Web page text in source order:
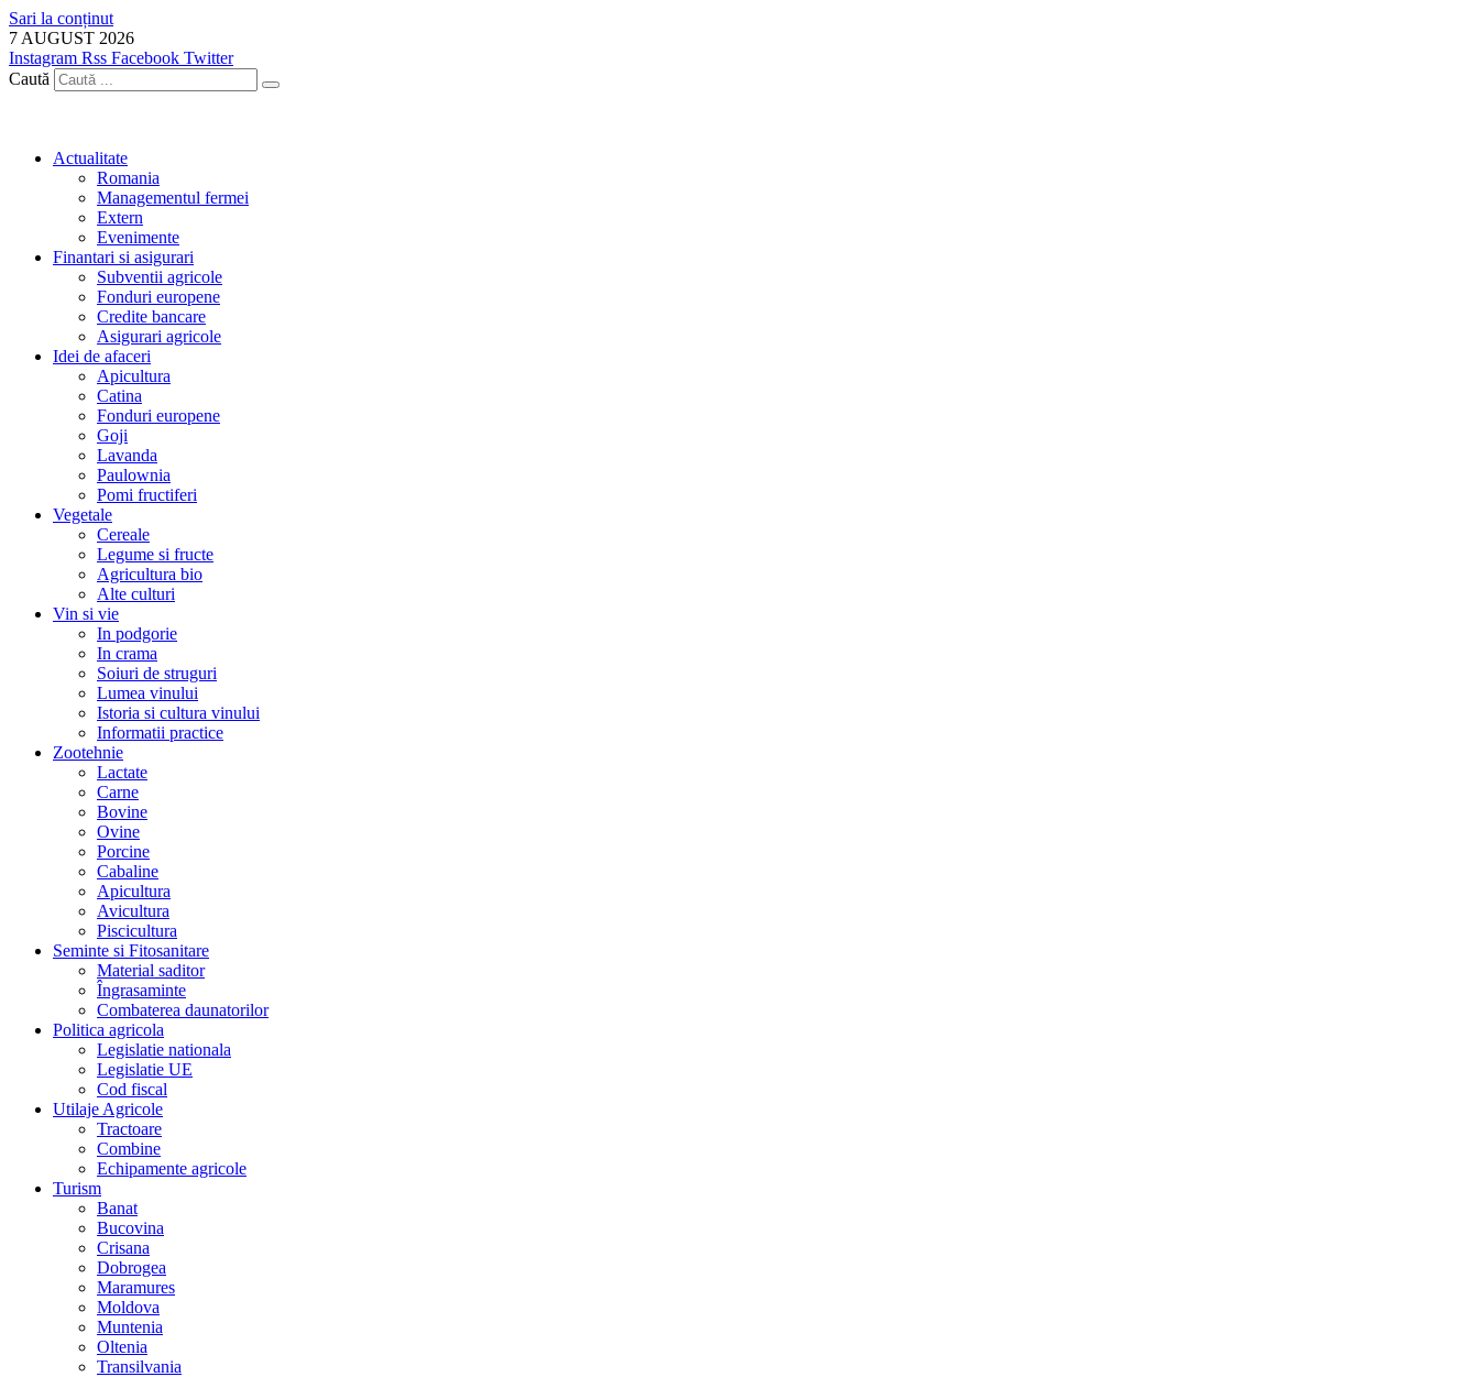
Sari la conținut
7 AUGUST 2026
Instagram Rss Facebook Twitter
Caută
Actualitate
Romania
Managementul fermei
Extern
Evenimente
Finantari si asigurari
Subventii agricole
Fonduri europene
Credite bancare
Asigurari agricole
Idei de afaceri
Apicultura
Catina
Fonduri europene
Goji
Lavanda
Paulownia
Pomi fructiferi
Vegetale
Cereale
Legume si fructe
Agricultura bio
Alte culturi
Vin si vie
In podgorie
In crama
Soiuri de struguri
Lumea vinului
Istoria si cultura vinului
Informatii practice
Zootehnie
Lactate
Carne
Bovine
Ovine
Porcine
Cabaline
Apicultura
Avicultura
Piscicultura
Seminte si Fitosanitare
Material saditor
Îngrasaminte
Combaterea daunatorilor
Politica agricola
Legislatie nationala
Legislatie UE
Cod fiscal
Utilaje Agricole
Tractoare
Combine
Echipamente agricole
Turism
Banat
Bucovina
Crisana
Dobrogea
Maramures
Moldova
Muntenia
Oltenia
Transilvania